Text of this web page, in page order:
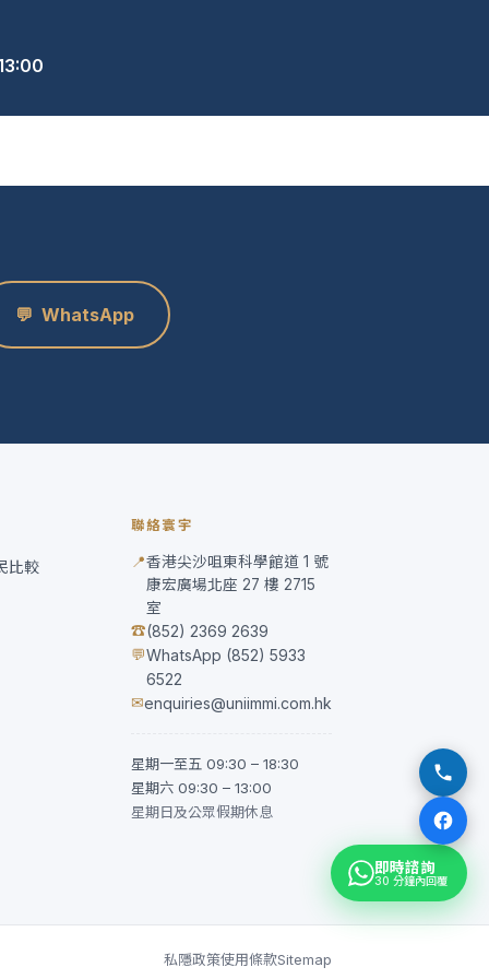
💬 WhatsApp
比較
聯絡寰宇
📍香港尖沙咀東科學館道 1 號
康宏廣場北座 27 樓 2715
室
☎(852) 2369 2639
💬WhatsApp (852) 5933
6522
✉enquiries@uniimmi.com.hk
星期一至五 09:30 – 18:30
星期六 09:30 – 13:00
星期日及公眾假期休息
私隱政策使用條款Sitemap
即時諮詢
30 分鐘內回覆